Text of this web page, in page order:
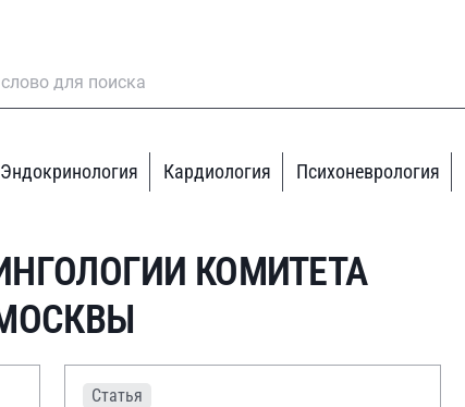
Эндокринология Кардиология Психоневрология
КОМИТЕТА
Статья